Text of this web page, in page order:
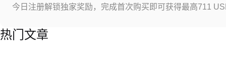
今日注册解锁独家奖励，完成首次购买即可获得最高711
热门文章